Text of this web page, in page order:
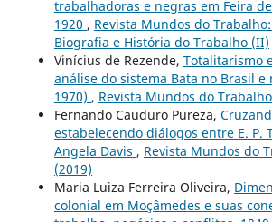
trabalhadoras e negras em Feira
1920 , Revista Mundos do
Biografia e História do Trabalho (II)
Vinícius de Rezende, Totalitarismo
análise do sistema Bata no Brasil e
1970) , Revista Mundos do
Fernando Cauduro Pureza,
estabelecendo diálogos entre E. P.
Angela Davis , Revista Mundos do
(2019)
Maria Luiza Ferreira Oliveira,
colonial em Moçâmedes e suas